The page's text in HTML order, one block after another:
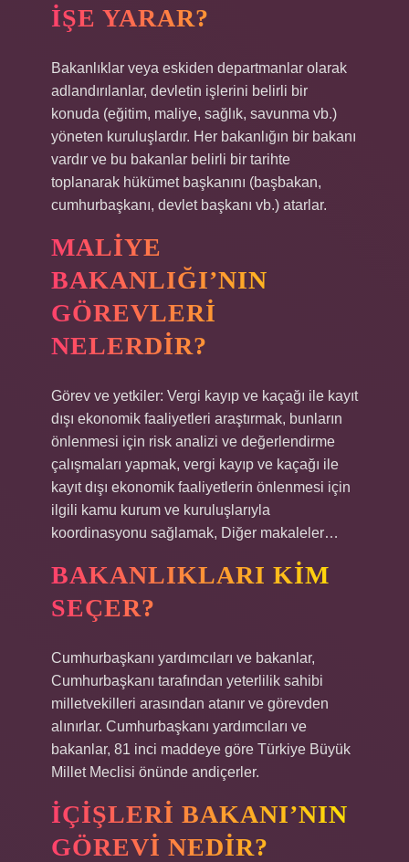
IŞE YARAR?
Bakanlıklar veya eskiden departmanlar olarak
adlandırılanlar, devletin işlerini belirli bir
konuda (eğitim, maliye, sağlık, savunma vb.)
yöneten kuruluşlardır. Her bakanlığın bir bakanı
vardır ve bu bakanlar belirli bir tarihte
toplanarak hükümet başkanını (başbakan,
cumhurbaşkanı, devlet başkanı vb.) atarlar.
MALIYE
BAKANLIĞI’NIN
GÖREVLERI
NELERDIR?
Görev ve yetkiler: Vergi kayıp ve kaçağı ile kayıt
dışı ekonomik faaliyetleri araştırmak, bunların
önlenmesi için risk analizi ve değerlendirme
çalışmaları yapmak, vergi kayıp ve kaçağı ile
kayıt dışı ekonomik faaliyetlerin önlenmesi için
ilgili kamu kurum ve kuruluşlarıyla
koordinasyonu sağlamak, Diğer makaleler…
BAKANLIKLARI KIM
SEÇER?
Cumhurbaşkanı yardımcıları ve bakanlar,
Cumhurbaşkanı tarafından yeterlilik sahibi
milletvekilleri arasından atanır ve görevden
alınırlar. Cumhurbaşkanı yardımcıları ve
bakanlar, 81 inci maddeye göre Türkiye Büyük
Millet Meclisi önünde andiçerler.
İÇIŞLERI BAKANI’NIN
GÖREVI NEDIR?